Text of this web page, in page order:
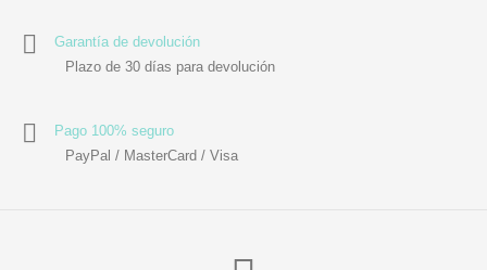
Garantía de devolución
Plazo de 30 días para devolución
Pago 100% seguro
PayPal / MasterCard / Visa